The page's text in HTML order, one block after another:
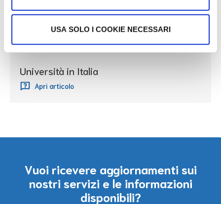
USA SOLO I COOKIE NECESSARI
Il sistema scolastico in Italia
Apri articolo
Università in Italia
Apri articolo
Vuoi ricevere aggiornamenti sui
nostri servizi e le informazioni
disponibili?